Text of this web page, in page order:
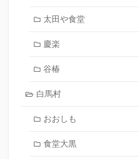
太田や食堂
慶楽
谷椿
白馬村
おおしも
食堂大黒